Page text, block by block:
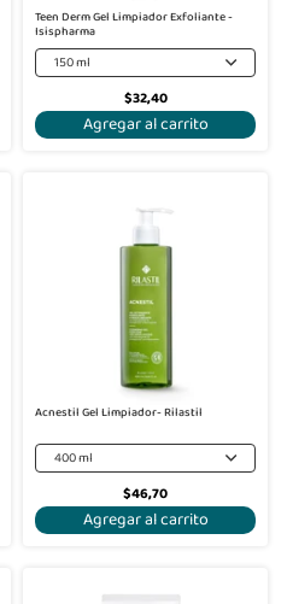
Teen Derm Gel Limpiador Exfoliante -
Isispharma
150 ml
$32,40
Agregar al carrito
Acnestil Gel Limpiador- Rilastil
400 ml
$46,70
Agregar al carrito